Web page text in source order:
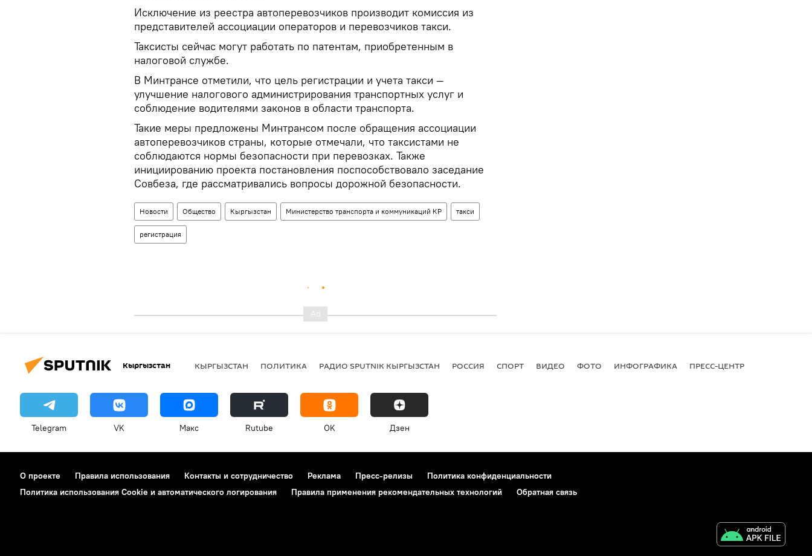
Исключение из реестра автоперевозчиков производит комиссия из
представителей ассоциации операторов и перевозчиков такси.
Таксисты сейчас могут работать по патентам, приобретенным в
налоговой службе.
В Минтрансе отметили, что цель регистрации и учета такси —
улучшение налогового администрирования транспортных услуг и
соблюдение водителями законов в области транспорта.
Такие меры предложены Минтрансом после обращения ассоциации
автоперевозчиков страны, которые отмечали, что таксистами не
соблюдаются нормы безопасности при перевозках. Также
инициированию проекта постановления поспособствовало заседание
Совбеза, где рассматривались вопросы дорожной безопасности.
Новости Общество Кыргызстан Министерство транспорта и коммуникаций КР такси
регистрация
Кыргызстан КЫРГЫЗСТАН ПОЛИТИКА РАДИО SPUTNIK КЫРГЫЗСТАН РОССИЯ СПОРТ ВИДЕО ФОТО ИНФОГРАФИКА ПРЕСС-ЦЕНТР
Telegram VK Макс Rutube OK Дзен
О проекте Правила использования Контакты и сотрудничество Реклама Пресс-релизы
Политика конфиденциальности
Политика использования Cookie и автоматического логирования
Правила применения рекомендательных технологий Обратная связь